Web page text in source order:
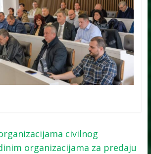
civilnog
organizacijama za predaju